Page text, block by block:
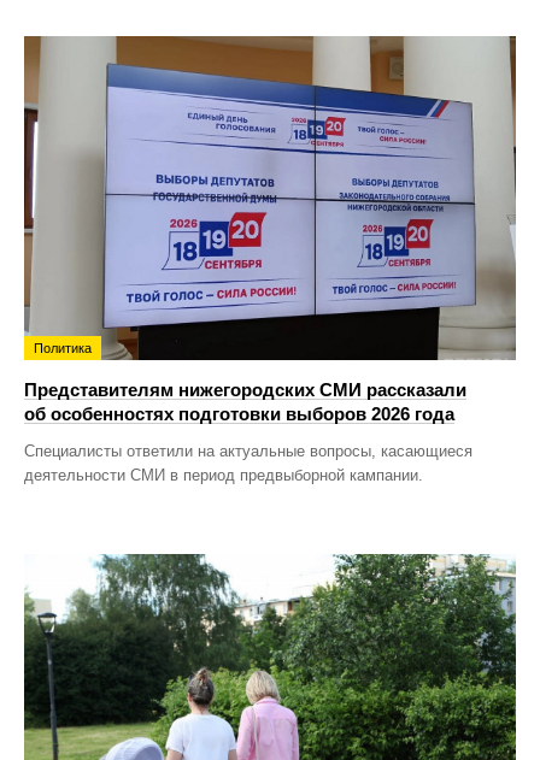
Политика
Представителям нижегородских СМИ рассказали
об особенностях подготовки выборов 2026 года
Специалисты ответили на актуальные вопросы, касающиеся
деятельности СМИ в период предвыборной кампании.